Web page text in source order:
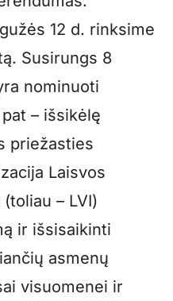
12 d. rinksime
Susirungs 8
nominuoti
– išsikėlę
priežasties
Laisvos
– LVI)
ir išsisaikinti
asmenų
visuomenei ir